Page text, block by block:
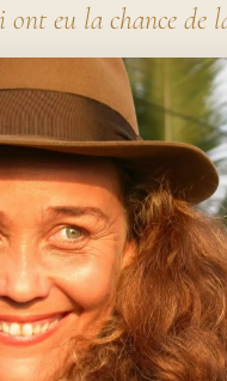
ont eu la chance de